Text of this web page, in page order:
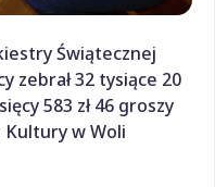
Świątecznej
zebrał 32 tysiące 20
583 zł 46 groszy
w Woli